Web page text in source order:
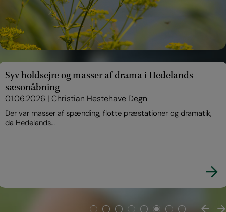
Saml jeres tees med snore op
20.05.2026
Der er mange, der har en tee med en snor bundet…